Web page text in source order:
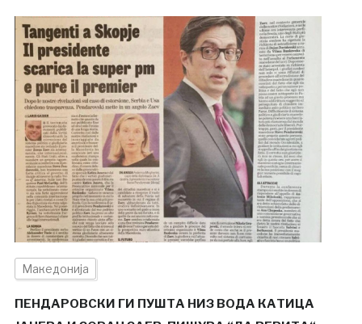
Македонија
ПЕНДАРОВСКИ ГИ ПУШТА НИЗ ВОДА КАТИЦА